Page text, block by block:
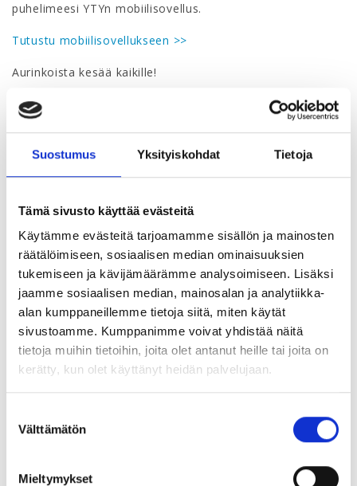
Suostumus Yksityiskohdat Tietoja
Tämä sivusto käyttää evästeitä
Käytämme evästeitä tarjoamamme sisällön ja mainosten
räätälöimiseen, sosiaalisen median ominaisuuksien
tukemiseen ja kävijämäärämme analysoimiseen. Lisäksi
jaamme sosiaalisen median, mainosalan ja analytiikka-
alan kumppaneillemme tietoja siitä, miten käytät
sivustoamme. Kumppanimme voivat yhdistää näitä
tietoja muihin tietoihin, joita olet antanut heille tai joita on
kerätty, kun olet käyttänyt heidän palvelujaan.
valinta
Välttämätön
Mieltymykset
puhelimeesi YTYn mobiilisovellus.
Tutustu mobiilisovellukseen >>
Aurinkoista kesää kaikille!
11.04.2025 | Työelämä